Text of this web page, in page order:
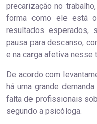
precarização no
forma como ele está
resultados esperados,
pausa para descanso,
e na carga afetiva nesse
De acordo com
há uma grande
falta de profissionais
segundo a psicóloga.